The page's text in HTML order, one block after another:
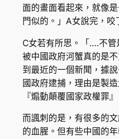
面的畫面看起來，就像
門似的。」A女說完，咬
C女若有所思。「….不管
被中國政府河蟹真的是
到最近的一個新聞，據
國政府逮捕，理由是製
『煽動顛覆國家政權罪』
而諷刺的是，有很多的
的血腥。但有些中國的